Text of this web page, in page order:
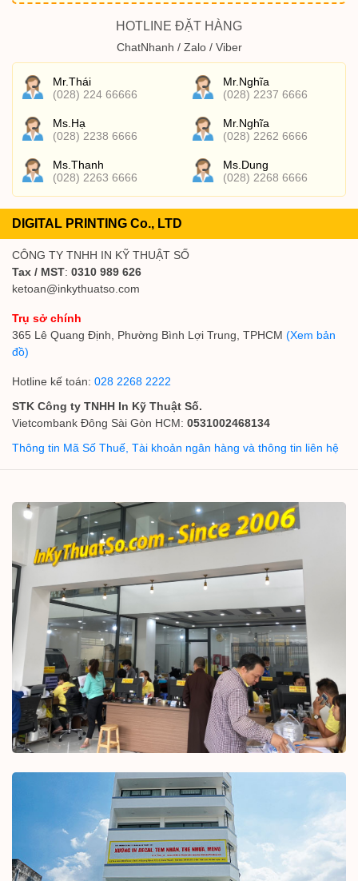
HOTLINE ĐẶT HÀNG
ChatNhanh / Zalo / Viber
Mr.Thái
(028) 224 66666
Mr.Nghĩa
(028) 2237 6666
Ms.Hạ
(028) 2238 6666
Mr.Nghĩa
(028) 2262 6666
Ms.Thanh
(028) 2263 6666
Ms.Dung
(028) 2268 6666
DIGITAL PRINTING Co., LTD
CÔNG TY TNHH IN KỸ THUẬT SỐ
Tax / MST: 0310 989 626
ketoan@inkythuatso.com
Trụ sở chính
365 Lê Quang Định, Phường Bình Lợi Trung, TPHCM (Xem bản
đồ)
Hotline kế toán: 028 2268 2222
STK Công ty TNHH In Kỹ Thuật Số.
Vietcombank Đông Sài Gòn HCM: 0531002468134
Thông tin Mã Số Thuế, Tài khoản ngân hàng và thông tin liên hệ